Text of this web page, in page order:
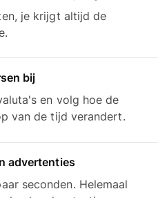
je krijgt altijd de
bij
en volg hoe de
van de tijd verandert.
advertenties
seconden. Helemaal